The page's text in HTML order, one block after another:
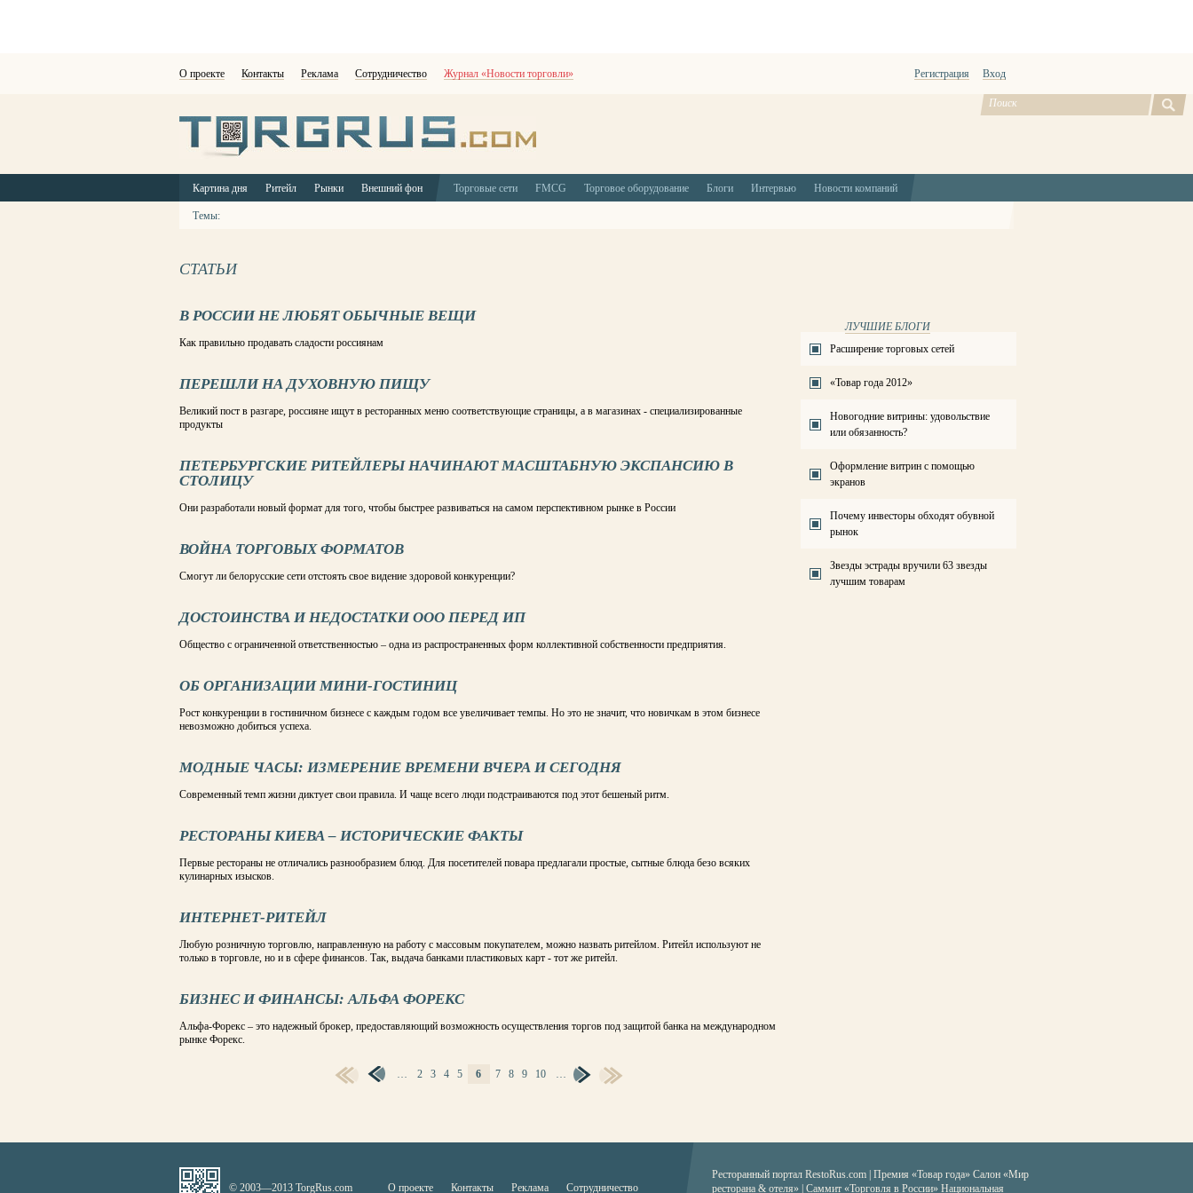
О проекте Контакты Реклама Сотрудничество Журнал «Новости торговли» Регистрация Вход
Картина дня Ритейл Рынки Внешний фон Торговые сети FMCG Торговое оборудование Блоги Интервью Новости компаний
Темы:
СТАТЬИ
В РОССИИ НЕ ЛЮБЯТ ОБЫЧНЫЕ ВЕЩИ
Как правильно продавать сладости россиянам
ПЕРЕШЛИ НА ДУХОВНУЮ ПИЩУ
Великий пост в разгаре, россияне ищут в ресторанных меню соответствующие страницы, а в магазинах - специализированные
продукты
ПЕТЕРБУРГСКИЕ РИТЕЙЛЕРЫ НАЧИНАЮТ МАСШТАБНУЮ ЭКСПАНСИЮ В
СТОЛИЦУ
Они разработали новый формат для того, чтобы быстрее развиваться на самом перспективном рынке в России
ВОЙНА ТОРГОВЫХ ФОРМАТОВ
Смогут ли белорусские сети отстоять свое видение здоровой конкуренции?
ДОСТОИНСТВА И НЕДОСТАТКИ ООО ПЕРЕД ИП
Общество с ограниченной ответственностью – одна из распространенных форм коллективной собственности предприятия.
ОБ ОРГАНИЗАЦИИ МИНИ-ГОСТИНИЦ
Рост конкуренции в гостиничном бизнесе с каждым годом все увеличивает темпы. Но это не значит, что новичкам в этом бизнесе
невозможно добиться успеха.
МОДНЫЕ ЧАСЫ: ИЗМЕРЕНИЕ ВРЕМЕНИ ВЧЕРА И СЕГОДНЯ
Современный темп жизни диктует свои правила. И чаще всего люди подстраиваются под этот бешеный ритм.
РЕСТОРАНЫ КИЕВА – ИСТОРИЧЕСКИЕ ФАКТЫ
Первые рестораны не отличались разнообразием блюд. Для посетителей повара предлагали простые, сытные блюда безо всяких
кулинарных изысков.
ИНТЕРНЕТ-РИТЕЙЛ
Любую розничную торговлю, направленную на работу с массовым покупателем, можно назвать ритейлом. Ритейл используют не
только в торговле, но и в сфере финансов. Так, выдача банками пластиковых карт - тот же ритейл.
БИЗНЕС И ФИНАНСЫ: АЛЬФА ФОРЕКС
Альфа-Форекс – это надежный брокер, предоставляющий возможность осуществления торгов под защитой банка на международном
рынке Форекс.
… 2 3 4 5 6 7 8 9 10 …
ЛУЧШИЕ БЛОГИ
Расширение торговых сетей
«Товар года 2012»
Новогодние витрины: удовольствие
или обязанность?
Оформление витрин с помощью
экранов
Почему инвесторы обходят обувной
рынок
Звезды эстрады вручили 63 звезды
лучшим товарам
© 2003—2013 TorgRus.com О проекте Контакты Реклама Сотрудничество
Ресторанный портал RestoRus.com Премия «Товар года» Салон «Мир
ресторана & отеля» | Саммит «Торговля в России» Национальная